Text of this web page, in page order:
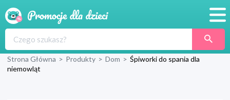
Produkty
Strona Główna > Produkty > Dom > Śpiworki do spania dla
niemowląt